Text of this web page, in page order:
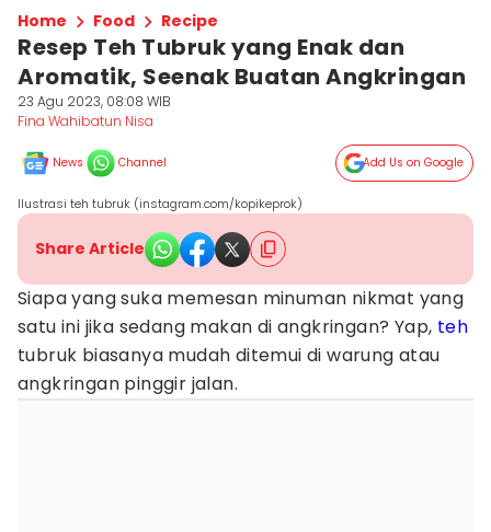
Home Food Recipe
Resep Teh Tubruk yang Enak dan
Aromatik, Seenak Buatan Angkringan
23 Agu 2023, 08:08 WIB
Fina Wahibatun Nisa
News Channel Add Us on Google
Ilustrasi teh tubruk (instagram.com/kopikeprok)
Share Article
Siapa yang suka memesan minuman nikmat yang
satu ini jika sedang makan di angkringan? Yap, teh
tubruk biasanya mudah ditemui di warung atau
angkringan pinggir jalan.